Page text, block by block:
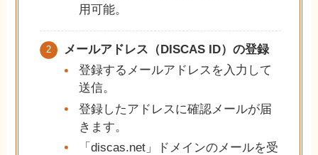
用可能。
メールアドレス（DISCAS ID）の登録
登録するメールアドレスを入力して
送信。
登録したアドレスに確認メールが届
きます。
「discas.net」ドメインのメールを受